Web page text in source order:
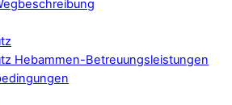
Hebammen-Betreuungsleistungen